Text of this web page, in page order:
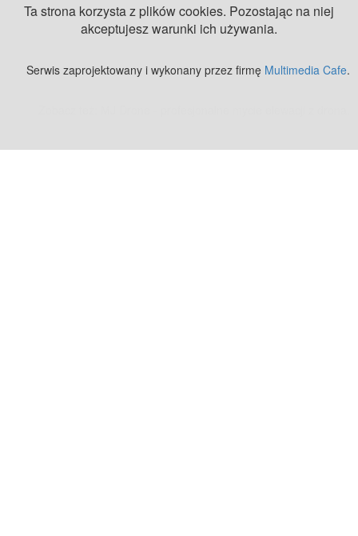
Ta strona korzysta z plików cookies. Pozostając na niej
akceptujesz warunki ich używania.
Serwis zaprojektowany i wykonany przez firmę Multimedia Cafe.